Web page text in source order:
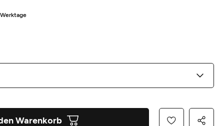
Warenkorb